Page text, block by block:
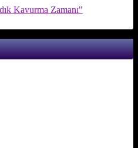
Kavurma Zamanı"